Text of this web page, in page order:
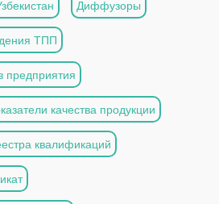
Диффузоры
ТПП
предприятия
качества продукции
квалификаций